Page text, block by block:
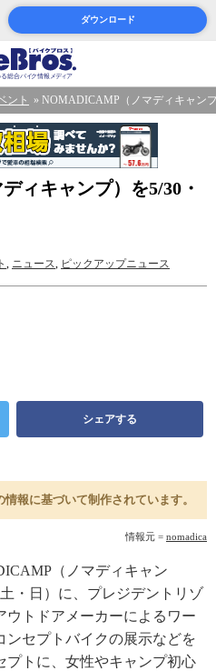
ダウンロード
ント NOMADICAMP（ノマディキャン
ィキャンプ）を5/30・
, ニュース, ピックアップニュース
シェアする
報に基づいて制作されています。
情報元 = nomadica
（ノマディキャン
・日）に、プレジデントリゾ
ウトドアメーカーによるワー
ンセプトバイクの展示などを
プトに、女性やキャンプ初心